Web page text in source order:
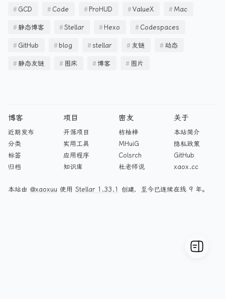
GCD Code ProHUD ValueX Mac
静态博客 Stellar Hexo Codespaces
GitHub blog stellar 友链 动态
静态友链 图床 博客 图片
博客
近期发布
分类
标签
归档
项目
开源项目
实用工具
应用程序
知识库
密友
枋柚梓
MHuiG
Colsrch
杜老师说
关于
本站简介
隐私政策
GitHub
xaox.cc
本站由 @xaoxuu 使用 Stellar 1.33.1 创建，至今已连续在线 9 年。